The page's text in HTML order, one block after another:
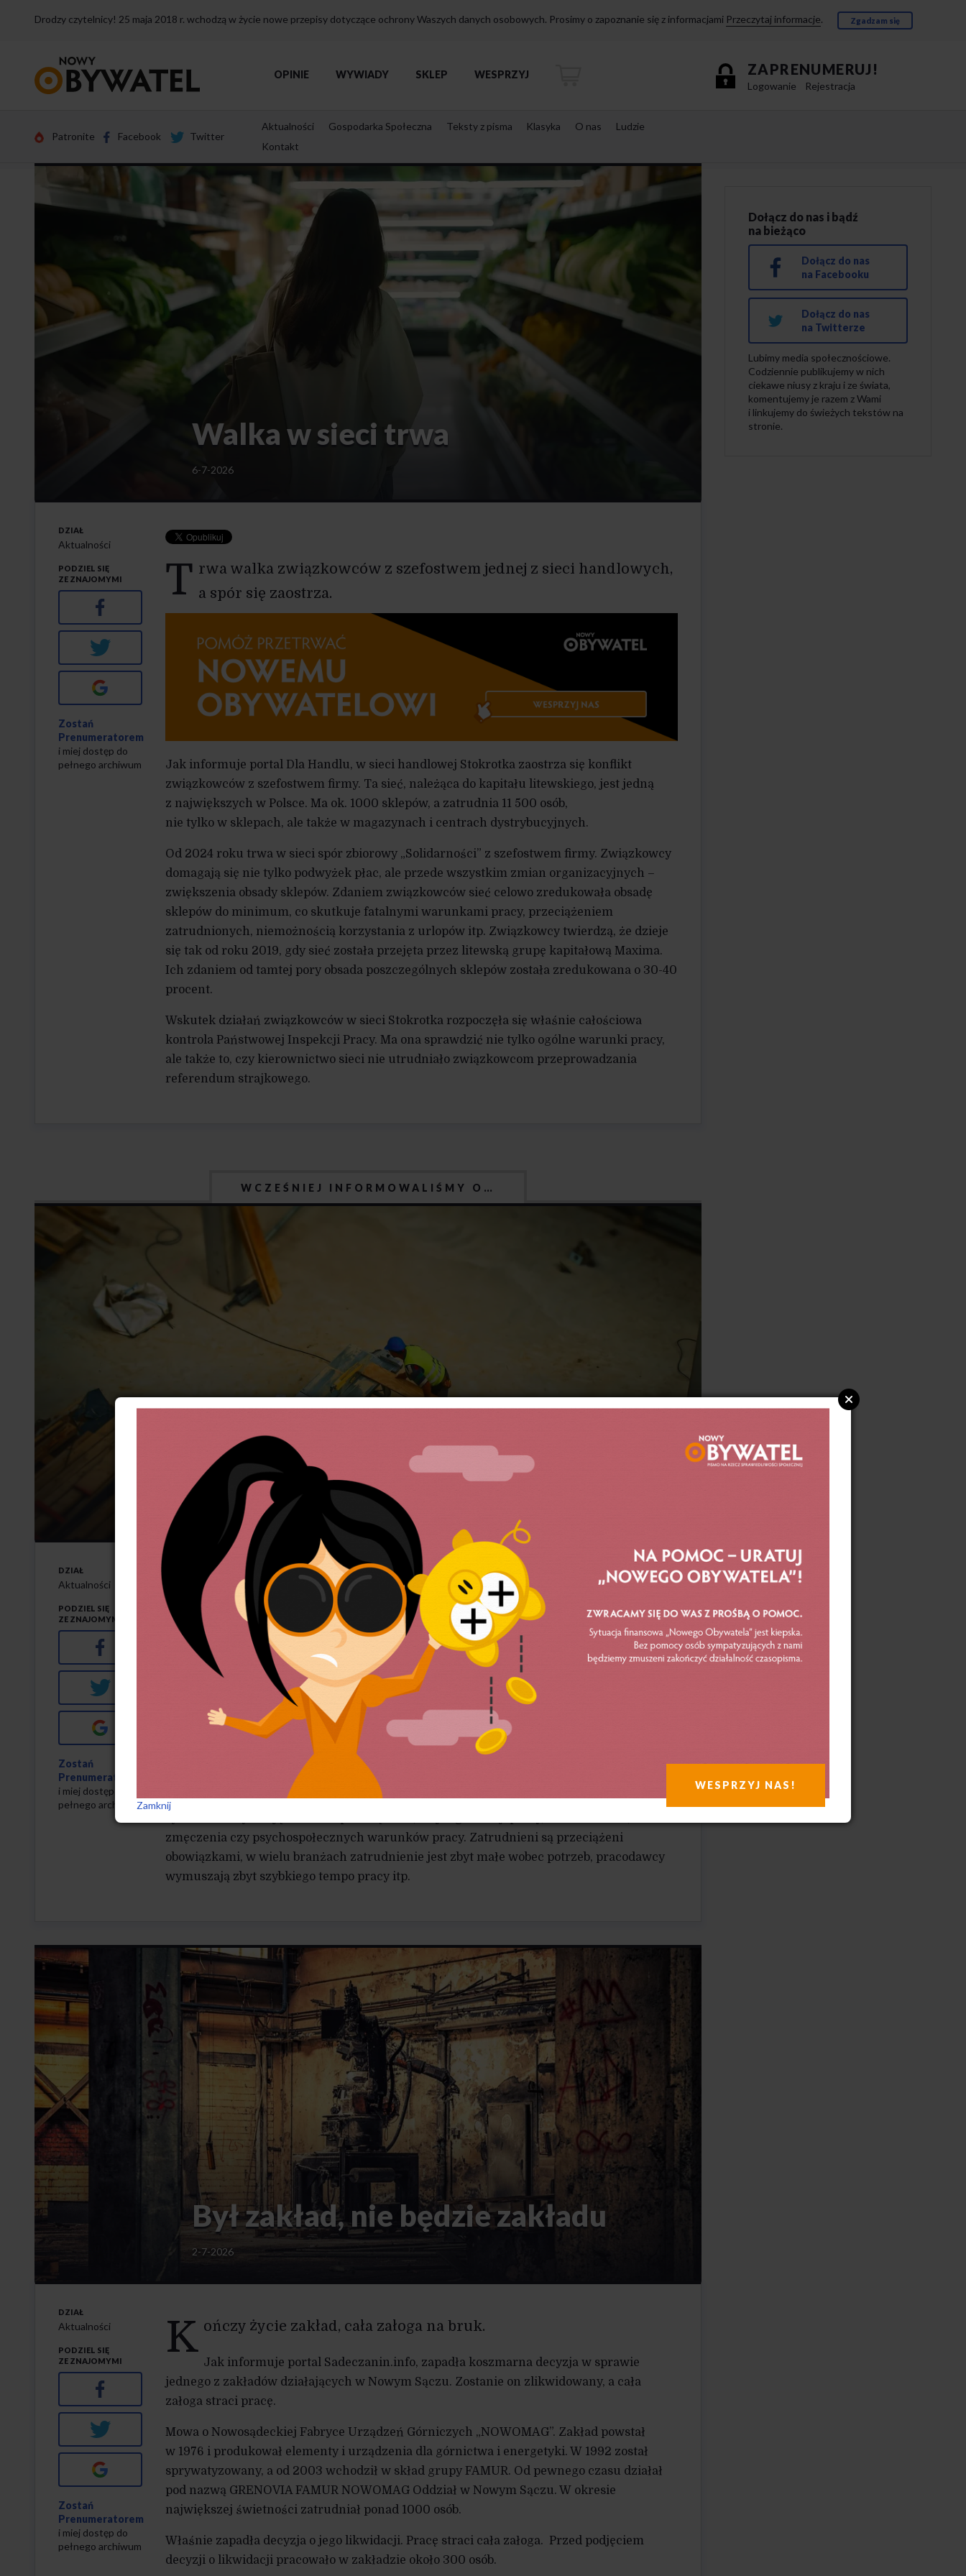
Drodzy czytelnicy! 25 maja 2018 r. wchodzą w życie nowe przepisy dotyczące ochrony Waszych danych osobowych. Prosimy o zapoznanie się z informacjami Przeczytaj informacje. Zgadzam się
strony
ZAPRENUMERUJ!
Logowanie Rejestracja
OPINIE WYWIADY SKLEP WESPRZYJ
Patronite Facebook Twitter
Aktualności Gospodarka Społeczna Teksty z pisma Klasyka O nas
Ludzie
Kontakt
Walka w sieci trwa
6-7-2026
T rwa walka związkowców z szefostwem jednej z sieci handlowych,
a spór się zaostrza.
Jak informuje portal Dla Handlu, w sieci handlowej Stokrotka zaostrza się konflikt
związkowców z szefostwem firmy. Ta sieć, należąca do kapitału litewskiego, jest jedną
z największych w Polsce. Ma ok. 1000 sklepów, a zatrudnia 11 500 osób,
nie tylko w sklepach, ale także w magazynach i centrach dystrybucyjnych.
Od 2024 roku trwa w sieci spór zbiorowy „Solidarności” z szefostwem firmy. Związkowcy
domagają się nie tylko podwyżek płac, ale przede wszystkim zmian organizacyjnych –
zwiększenia obsady sklepów. Zdaniem związkowców sieć celowo zredukowała obsadę
sklepów do minimum, co skutkuje fatalnymi warunkami pracy, przeciążeniem
zatrudnionych, niemożnością korzystania z urlopów itp. Związkowcy twierdzą, że dzieje
się tak od roku 2019, gdy sieć została przejęta przez litewską grupę kapitałową Maxima.
Ich zdaniem od tamtej pory obsada poszczególnych sklepów została zredukowana o 30-40
procent.
Wskutek działań związkowców w sieci Stokrotka rozpoczęła się właśnie całościowa
kontrola Państwowej Inspekcji Pracy. Ma ona sprawdzić nie tylko ogólne warunki pracy,
ale także to, czy kierownictwo sieci nie utrudniało związkowcom przeprowadzania
referendum strajkowego.
DZIAŁ
Aktualności
PODZIEL SIĘ
ZE ZNAJOMYMI
Facebook
Twitter
Zostań
Prenumeratorem
i miej dostęp do
pełnego archiwum
WCZEŚNIEJ INFORMOWALIŚMY O…
Niebezpiecznie w pracy
O PZZ krytycznie ocenia wzrost skali wypadków przy pracy.
Na stronie internetowej Ogólnopolskiego Porozumienia Związków Zawodowych
czytamy krytyczną opinię na temat dużego wzrostu skali wypadków przy pracy
w I kwartale bieżącego roku. Rok do roku liczba takich zdarzeń wzrosła o 19,3%.
Renata Górna z Wydziału Polityki Społecznej OPZZ napisała: „Dane te potwierdzają,
że bezpieczeństwo pracy w Polsce ulega wyraźnemu pogorszeniu, a działania
prewencyjne państwa i pracodawców są niewystarczające”.
Dane GUS wskazują, że najbardziej wypadkowe są następujące branże: górnictwo,
gospodarka odpadami, ochrona zdrowia. Choć ponad 40% wypadków przy pracy wynika
z zachowań pracowników, OPZZ twierdzi, że to nie są błędy pracowników, lecz błędy
zmęczenia czy psychospołecznych warunków pracy. Zatrudnieni są przeciążeni
obowiązkami, w wielu branżach zatrudnienie jest zbyt małe wobec potrzeb, pracodawcy
wymuszają zbyt szybkiego tempo pracy itp.
DZIAŁ
Aktualności
PODZIEL SIĘ
ZE ZNAJOMYMI
Facebook
Twitter
Zostań
Prenumeratorem
i miej dostęp do
pełnego archiwum
Był zakład, nie będzie zakładu
2-7-2026
K ończy życie zakład, cała załoga na bruk.
Jak informuje portal Sadeczanin.info, zapadła koszmarna decyzja w sprawie
jednego z zakładów działających w Nowym Sączu. Zostanie on zlikwidowany, a cała
załoga straci pracę.
Mowa o Nowosądeckiej Fabryce Urządzeń Górniczych „NOWOMAG”. Zakład powstał
w 1976 i produkował elementy i urządzenia dla górnictwa i energetyki. W 1992 został
sprywatyzowany, a od 2003 wchodził w skład grupy FAMUR. Od pewnego czasu działał
pod nazwą GRENOVIA FAMUR NOWOMAG Oddział w Nowym Sączu. W okresie
największej świetności zatrudniał ponad 1000 osób.
Właśnie zapadła decyzja o jego likwidacji. Pracę straci cała załoga. Przed podjęciem
decyzji o likwidacji pracowało w zakładzie około 300 osób.
DZIAŁ
Aktualności
PODZIEL SIĘ
ZE ZNAJOMYMI
Facebook
Twitter
Zostań
Prenumeratorem
i miej dostęp do
pełnego archiwum
Dołącz do nas i bądź
na bieżąco
Dołącz do nas
na Facebooku
Dołącz do nas
na Twitterze
Lubimy media społecznościowe.
Codziennie publikujemy w nich
ciekawe niusy z kraju i ze świata,
komentujemy je razem z Wami
i linkujemy do świeżych tekstów na
stronie.
WESPRZYJ NAS!
Zamknij